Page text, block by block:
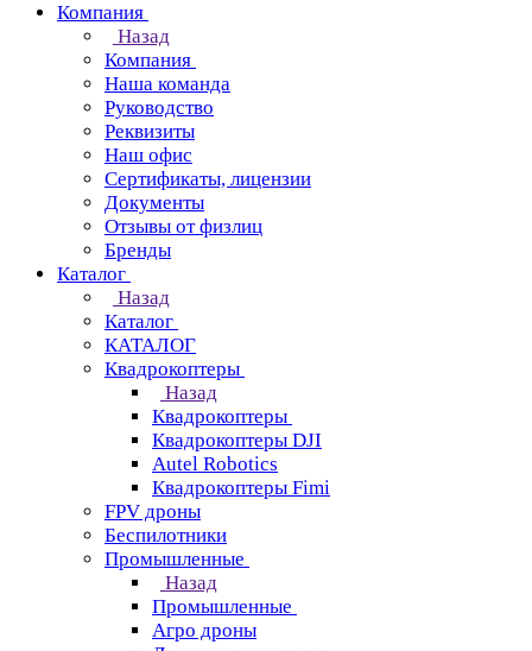
Компания
Назад
Компания
Наша команда
Руководство
Реквизиты
Наш офис
Сертификаты, лицензии
Документы
Отзывы от физлиц
Бренды
Каталог
Назад
Каталог
КАТАЛОГ
Квадрокоптеры
Назад
Квадрокоптеры
Квадрокоптеры DJI
Autel Robotics
Квадрокоптеры Fimi
FPV дроны
Беспилотники
Промышленные
Назад
Промышленные
Агро дроны